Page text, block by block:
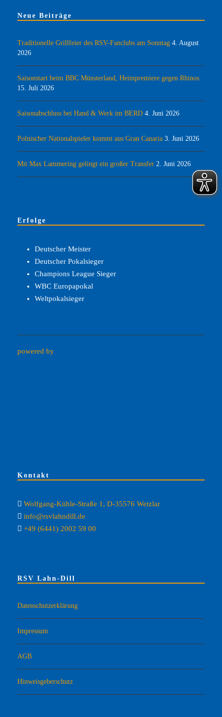
Neue Beiträge
Traditionelle Grillfeier des RSV-Fanclubs am Sonntag 4. August
2026
Saisonstart beim BBC Münsterland, Heimpremiere gegen Rhinos
15. Juli 2026
Saisonabschluss bei Hand & Werk im BERD 4. Juni 2026
Polnischer Nationalspieler kommt aus Gran Canaria 3. Juni 2026
Mit Max Lammering gelingt ein großer Transfer 2. Juni 2026
Erfolge
Deutscher Meister
Deutscher Pokalsieger
Champions League Sieger
WBC Europapokal
Weltpokalsieger
powered by
Kontakt
Wolfgang-Kühle-Straße 1, D-35576 Wetzlar
info@rsvlahndill.de
+49 (6441) 2002 59 00
RSV Lahn-Dill
Datenschutzerklärung
Impressum
AGB
Hinweisgeberschutz